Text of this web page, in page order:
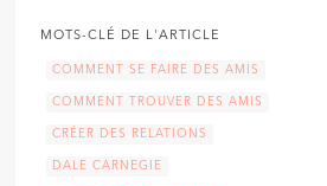
MOTS-CLÉ DE L'ARTICLE
COMMENT SE FAIRE DES AMIS
COMMENT TROUVER DES AMIS
CRÉER DES RELATIONS
DALE CARNEGIE